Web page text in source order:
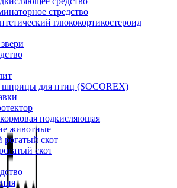
стредство
глюкокортикостероид
шприцы для птиц (SOCOREX)
подкисляющая
животные
скот
скот